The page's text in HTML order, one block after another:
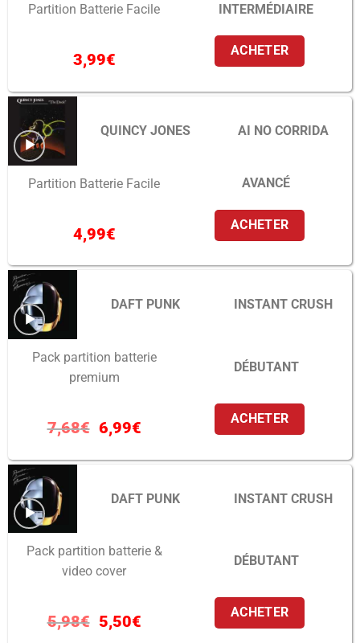
Partition Batterie Facile INTERMÉDIAIRE
3,99€ ACHETER
QUINCY JONES AI NO CORRIDA
Partition Batterie Facile AVANCÉ
4,99€ ACHETER
DAFT PUNK INSTANT CRUSH
Pack partition batterie
premium
DÉBUTANT
7,68€ 6,99€ ACHETER
DAFT PUNK INSTANT CRUSH
Pack partition batterie &
video cover
DÉBUTANT
5,98€ 5,50€ ACHETER